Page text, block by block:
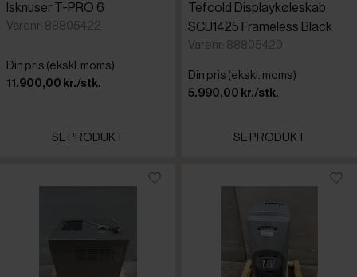
Isknuser T-PRO 6
Varenr: 88805422
Din pris (ekskl. moms)
11.900,00 kr./stk.
SE PRODUKT
Tefcold Displaykøleskab
SCU1425 Frameless Black
Varenr: 88805420
Din pris (ekskl. moms)
5.990,00 kr./stk.
SE PRODUKT